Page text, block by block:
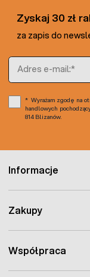
Informacje
Zakupy
Współpraca
Zyskaj 30 zł
za zapis do
Adres e-mail
Wyrażam zgodę na
handlowych
814 Blizanów.